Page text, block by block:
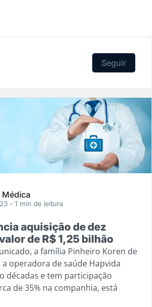
Seguir
Médica
- 1 min de leitura
aquisição de dez
de R$ 1,25 bilhão
a família Pinheiro Koren de
operadora de saúde Hapvida
décadas e tem participação
de 35% na companhia, está